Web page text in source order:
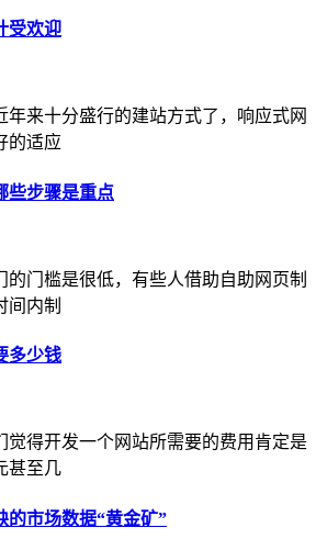
受欢迎
年来十分盛行的建站方式了，响应式网
的适应
些步骤是重点
的门槛是很低，有些人借助自助网页制
间内制
多少钱
觉得开发一个网站所需要的费用肯定是
甚至几
的市场数据“黄金矿”